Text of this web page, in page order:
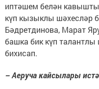
иптәшем белән
күп кызыклы шәхесләр
Бәдретдинова, Марат
башка бик күп
бихисап.
– Аеруча кайсылары